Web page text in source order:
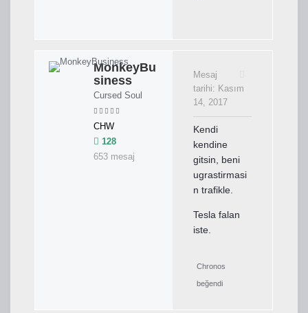
MonkeyBu
siness
Cursed Soul
CHW
128
653 mesaj
Mesaj
tarihi: Kasım
14, 2017
Kendi
kendine
gitsin, beni
ugrastirmasi
n trafikle.
Tesla falan
iste.
Chronos
beğendi